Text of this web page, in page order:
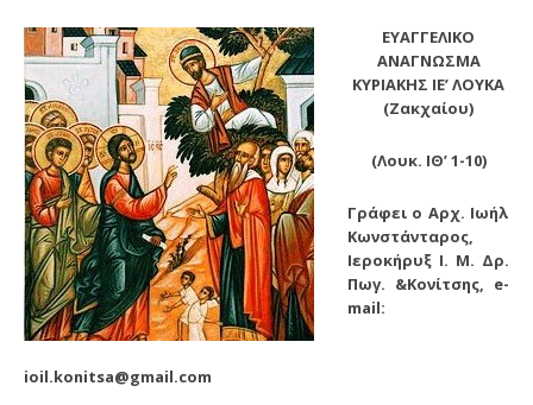
ΕΥΑΓΓΕΛΙΚΟ
ΑΝΑΓΝΩΣΜΑ
ΚΥΡΙΑΚΗΣ ΙΕ’ ΛΟΥΚΑ
(Ζακχαίου)
(Λουκ. ΙΘ’ 1-10)
Γράφει ο Αρχ. Ιωήλ
Κωνστάνταρος,
Ιεροκήρυξ Ι. Μ. Δρ.
Πωγ. &Κονίτσης, e-
mail:
ioil.konitsa@gmail.com